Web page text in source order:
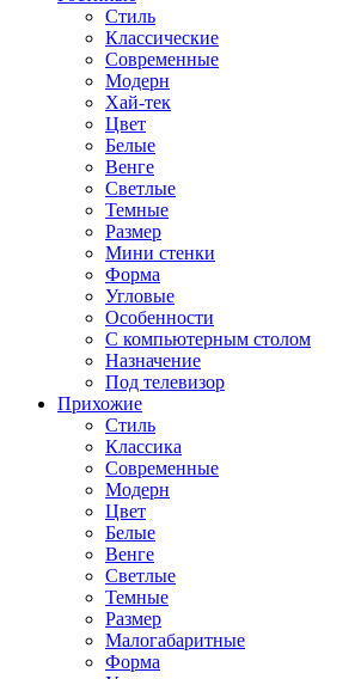
Стиль
Классические
Современные
Модерн
Хай-тек
Цвет
Белые
Венге
Светлые
Темные
Размер
Мини стенки
Форма
Угловые
Особенности
С компьютерным столом
Назначение
Под телевизор
Прихожие
Стиль
Классика
Современные
Модерн
Цвет
Белые
Венге
Светлые
Темные
Размер
Малогабаритные
Форма